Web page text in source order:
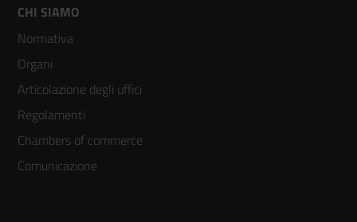
Footer
menù
colonna
3
CHI SIAMO
Normativa
Organi
Articolazione degli uffici
Regolamenti
Chambers of commerce
Comunicazione